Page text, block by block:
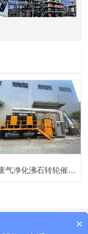
工业废气净化沸石转轮催化燃烧设备
×